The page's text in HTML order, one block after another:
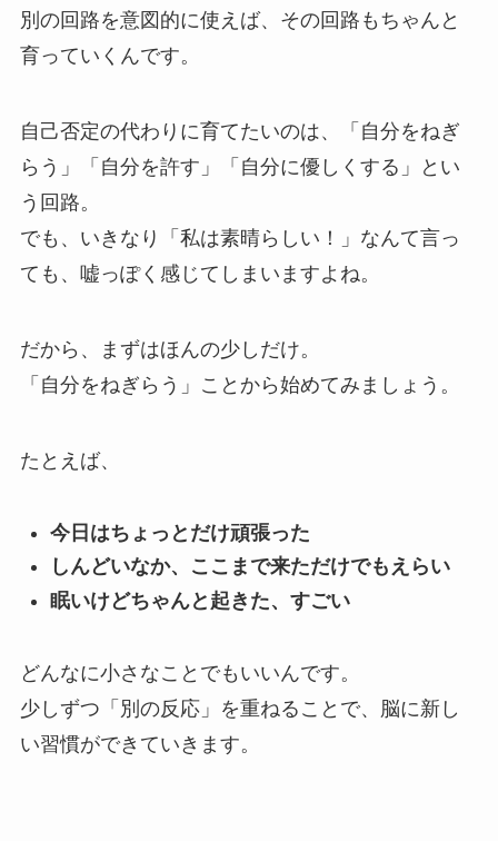
別の回路を意図的に使えば、その回路もちゃんと
育っていくんです。
自己否定の代わりに育てたいのは、「自分をねぎ
らう」「自分を許す」「自分に優しくする」とい
う回路。
でも、いきなり「私は素晴らしい！」なんて言っ
ても、嘘っぽく感じてしまいますよね。
だから、まずはほんの少しだけ。
「自分をねぎらう」ことから始めてみましょう。
たとえば、
今日はちょっとだけ頑張った
しんどいなか、ここまで来ただけでもえらい
眠いけどちゃんと起きた、すごい
どんなに小さなことでもいいんです。
少しずつ「別の反応」を重ねることで、脳に新し
い習慣ができていきます。